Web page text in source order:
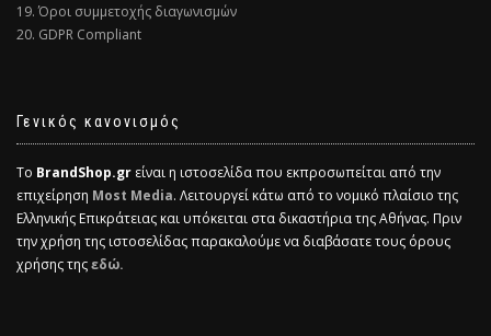
19. Όροι συμμετοχής διαγωνισμών
20. GDPR Compliant
Γενικός κανονισμός
Το BrandShop.gr είναι η ιστοσελίδα που εκπροσωπείται από την
επιχείρηση Most Media. Λειτουργεί κάτω από το νομικό πλαίσιο της
Ελληνικής Επικράτειας και υπόκειται στα δικαστήρια της Αθήνας. Πριν
την χρήση της ιστοσελίδας παρακαλούμε να διαβάσατε τους όρους
χρήσης τηςεδώ.